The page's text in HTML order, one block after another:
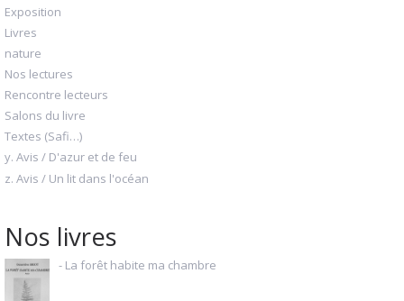
Exposition
Livres
nature
Nos lectures
Rencontre lecteurs
Salons du livre
Textes (Safi…)
y. Avis / D'azur et de feu
z. Avis / Un lit dans l'océan
Nos livres
- La forêt habite ma chambre